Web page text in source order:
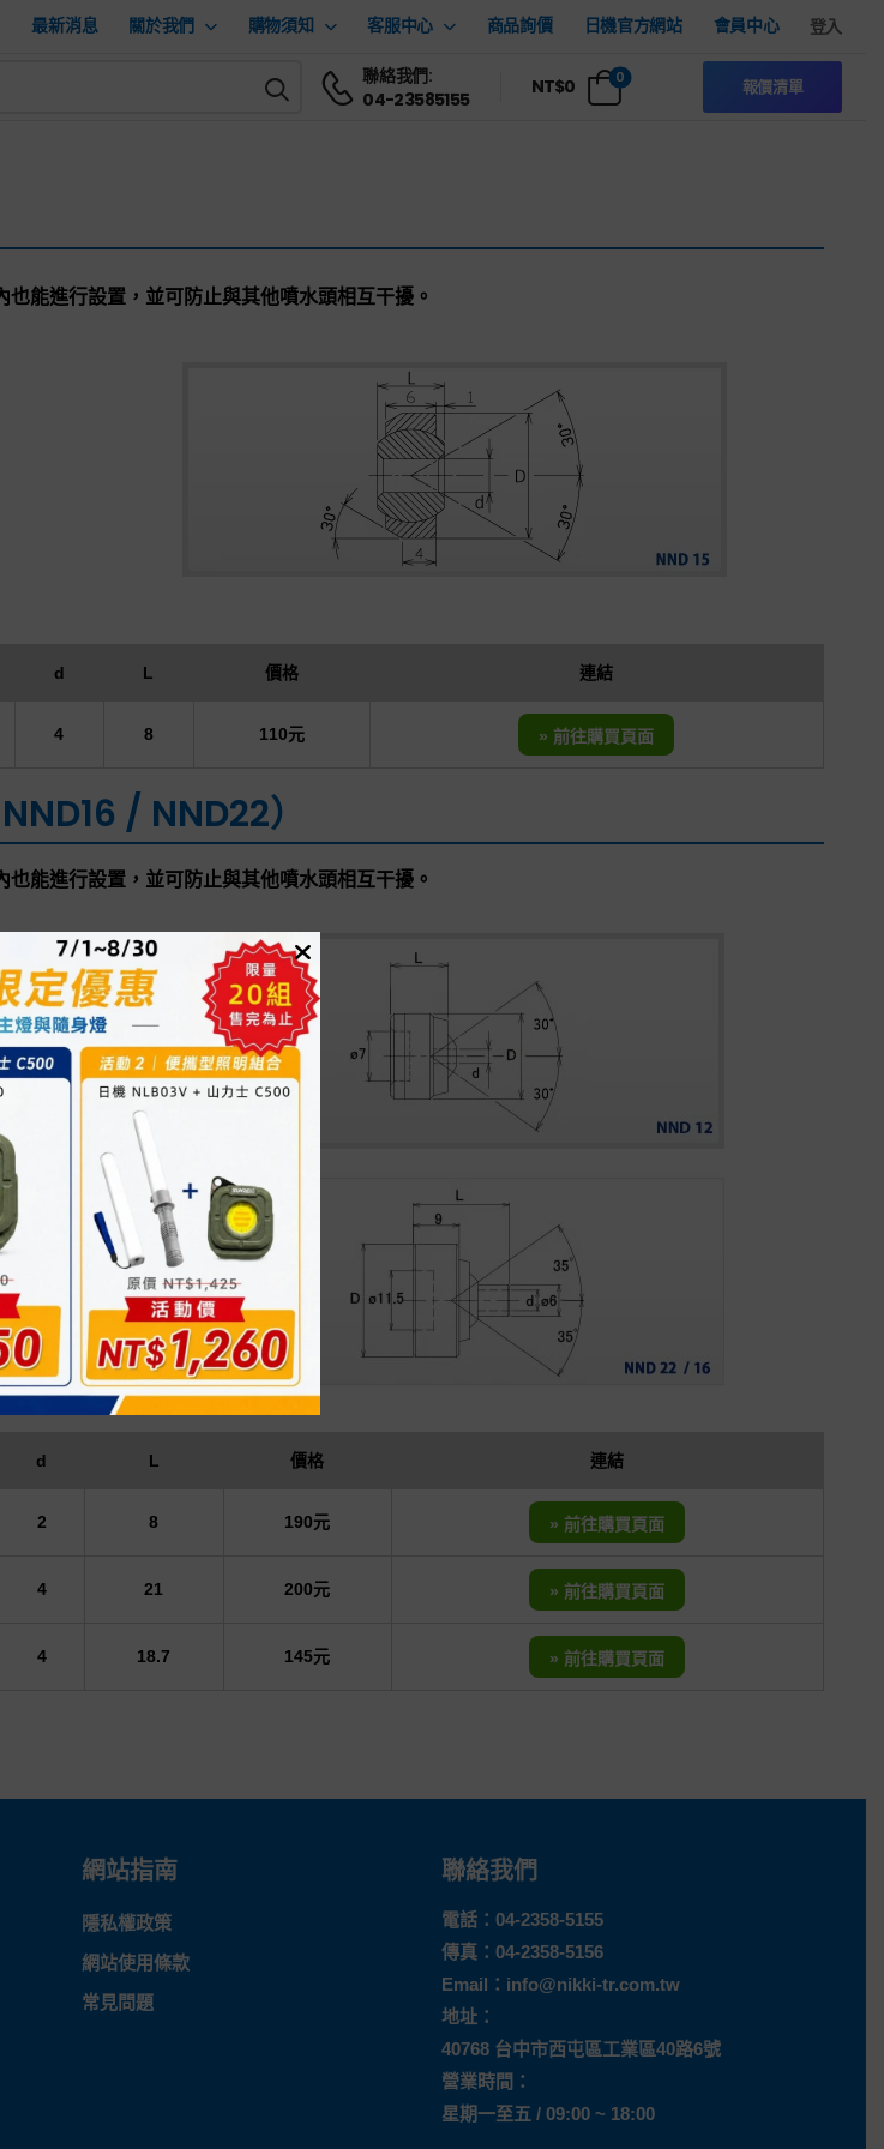
最新消息 關於我們 購物須知 客服中心 商品詢價 日機官方網站 會員中心 登入
聯絡我們:
04-23585155
NT$0 0 報價清單
能進行設置，並可防止與其他噴水頭相互干擾。
d L 價格 連結
4 8 110元 » 前往購買頁面
/ NND22）
能進行設置，並可防止與其他噴水頭相互干擾。
d L 價格 連結
2 8 190元 » 前往購買頁面
4 21 200元 » 前往購買頁面
4 18.7 145元 » 前往購買頁面
網站指南
隱私權政策
網站使用條款
常見問題
聯絡我們
電話： 04-2358-5155
傳真：04-2358-5156
Email： info@nikki-tr.com.tw
地址：
40768 台中市西屯區工業區40路6號
營業時間：
星期一至五 / 09:00 ~ 18:00